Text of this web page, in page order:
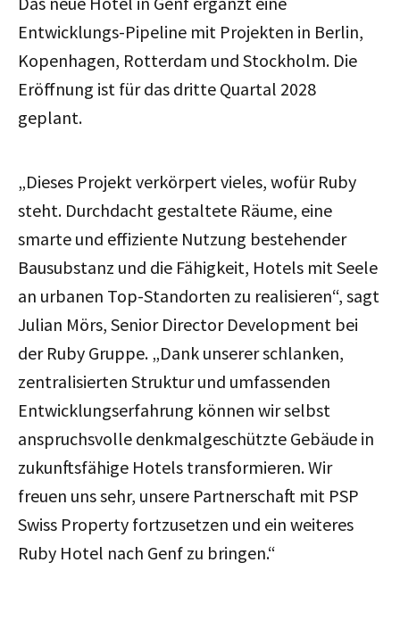
Entwicklungs-Pipeline mit Projekten in Berlin,
Kopenhagen, Rotterdam und Stockholm. Die
Eröffnung ist für das dritte Quartal 2028
geplant.
„Dieses Projekt verkörpert vieles, wofür Ruby
steht. Durchdacht gestaltete Räume, eine
smarte und effiziente Nutzung bestehender
Bausubstanz und die Fähigkeit, Hotels mit Seele
an urbanen Top-Standorten zu realisieren“, sagt
Julian Mörs, Senior Director Development bei
der Ruby Gruppe. „Dank unserer schlanken,
zentralisierten Struktur und umfassenden
Entwicklungserfahrung können wir selbst
anspruchsvolle denkmalgeschützte Gebäude in
zukunftsfähige Hotels transformieren. Wir
freuen uns sehr, unsere Partnerschaft mit PSP
Swiss Property fortzusetzen und ein weiteres
Ruby Hotel nach Genf zu bringen.“